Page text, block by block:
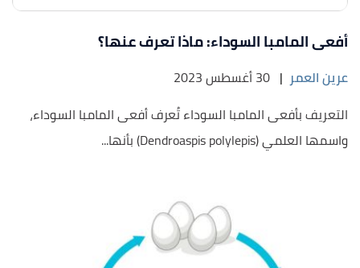
أفعى المامبا السوداء: ماذا تعرف عنها؟
عرين العمر | 30 أغسطس 2023
التعريف بأفعى المامبا السوداء تُعرف أفعى المامبا السوداء،
واسمها العلمي (Dendroaspis polylepis) بأنها...